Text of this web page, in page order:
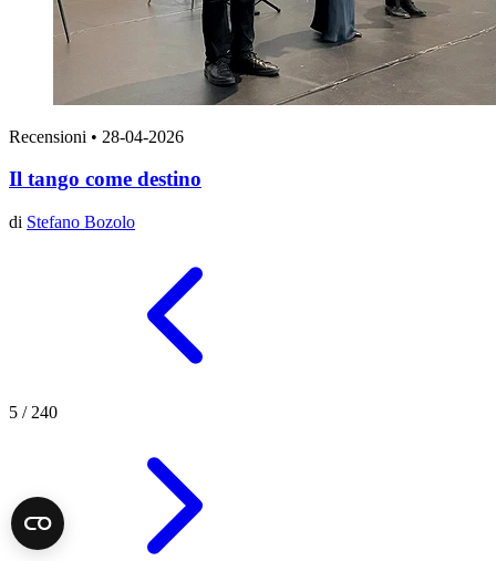
Recensioni • 28-04-2026
Il tango come destino
di Stefano Bozolo
5 / 240